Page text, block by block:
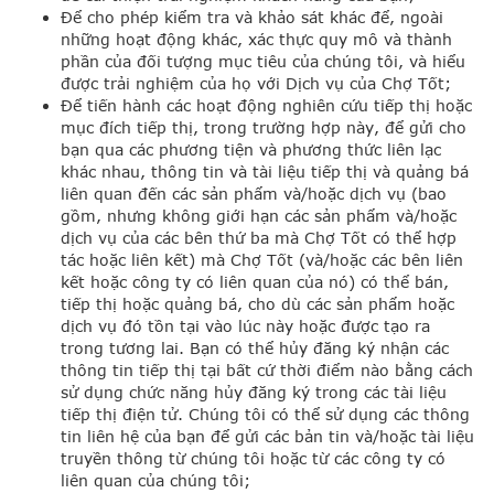
Để cho phép kiểm tra và khảo sát khác để, ngoài
những hoạt động khác, xác thực quy mô và thành
phần của đối tượng mục tiêu của chúng tôi, và hiểu
được trải nghiệm của họ với Dịch vụ của Chợ Tốt;
Để tiến hành các hoạt động nghiên cứu tiếp thị hoặc
mục đích tiếp thị, trong trường hợp này, để gửi cho
bạn qua các phương tiện và phương thức liên lạc
khác nhau, thông tin và tài liệu tiếp thị và quảng bá
liên quan đến các sản phẩm và/hoặc dịch vụ (bao
gồm, nhưng không giới hạn các sản phẩm và/hoặc
dịch vụ của các bên thứ ba mà Chợ Tốt có thể hợp
tác hoặc liên kết) mà Chợ Tốt (và/hoặc các bên liên
kết hoặc công ty có liên quan của nó) có thể bán,
tiếp thị hoặc quảng bá, cho dù các sản phẩm hoặc
dịch vụ đó tồn tại vào lúc này hoặc được tạo ra
trong tương lai. Bạn có thể hủy đăng ký nhận các
thông tin tiếp thị tại bất cứ thời điểm nào bằng cách
sử dụng chức năng hủy đăng ký trong các tài liệu
tiếp thị điện tử. Chúng tôi có thể sử dụng các thông
tin liên hệ của bạn để gửi các bản tin và/hoặc tài liệu
truyền thông từ chúng tôi hoặc từ các công ty có
liên quan của chúng tôi;